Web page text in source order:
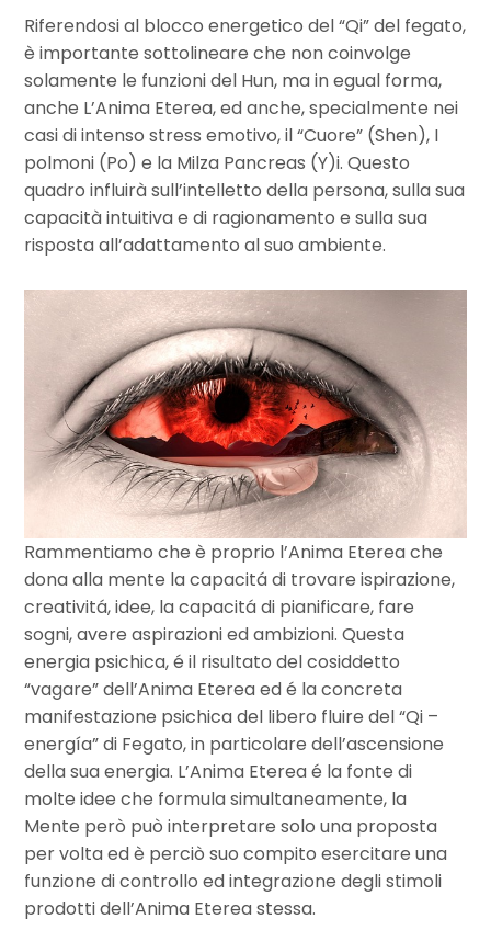
Riferendosi al blocco energetico del “Qi” del fegato,
è importante sottolineare che non coinvolge
solamente le funzioni del Hun, ma in egual forma,
anche L’Anima Eterea, ed anche, specialmente nei
casi di intenso stress emotivo, il “Cuore” (Shen), I
polmoni (Po) e la Milza Pancreas (Y)i. Questo
quadro influirà sull’intelletto della persona, sulla sua
capacità intuitiva e di ragionamento e sulla sua
risposta all’adattamento al suo ambiente.
Rammentiamo che è proprio l’Anima Eterea che
dona alla mente la capacitá di trovare ispirazione,
creativitá, idee, la capacitá di pianificare, fare
sogni, avere aspirazioni ed ambizioni. Questa
energia psichica, é il risultato del cosiddetto
“vagare” dell’Anima Eterea ed é la concreta
manifestazione psichica del libero fluire del “Qi –
energía” di Fegato, in particolare dell’ascensione
della sua energia. L’Anima Eterea é la fonte di
molte idee che formula simultaneamente, la
Mente però può interpretare solo una proposta
per volta ed è perciò suo compito esercitare una
funzione di controllo ed integrazione degli stimoli
prodotti dell’Anima Eterea stessa.